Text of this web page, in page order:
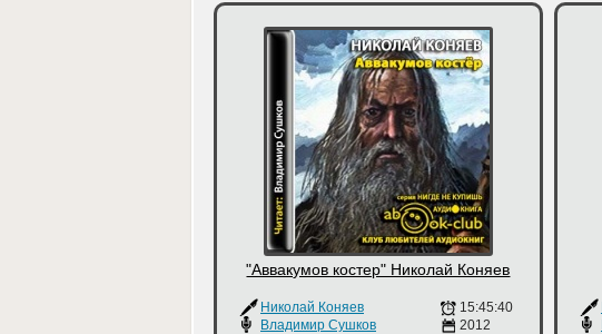
"Аввакумов костер" Николай Коняев
Николай Коняев
Владимир Сушков
15:45:40
2012